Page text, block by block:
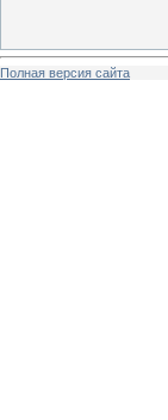
Полная версия сайта